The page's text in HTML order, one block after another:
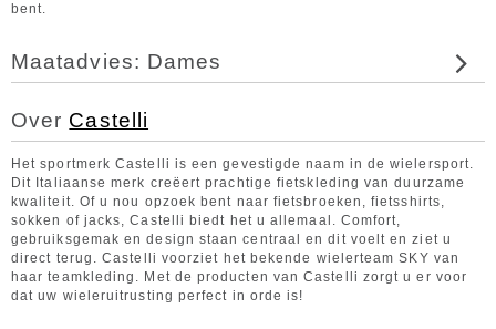
bent.
Maatadvies: Dames
Over Castelli
Het sportmerk Castelli is een gevestigde naam in de wielersport.
Dit Italiaanse merk creëert prachtige fietskleding van duurzame
kwaliteit. Of u nou opzoek bent naar fietsbroeken, fietsshirts,
sokken of jacks, Castelli biedt het u allemaal. Comfort,
gebruiksgemak en design staan centraal en dit voelt en ziet u
direct terug. Castelli voorziet het bekende wielerteam SKY van
haar teamkleding. Met de producten van Castelli zorgt u er voor
dat uw wieleruitrusting perfect in orde is!